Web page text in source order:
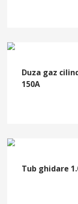
Duza gaz
150A
Tub ghidare